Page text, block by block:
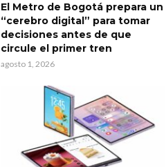
El Metro de Bogotá prepara un
“cerebro digital” para tomar
decisiones antes de que
circule el primer tren
agosto 1, 2026